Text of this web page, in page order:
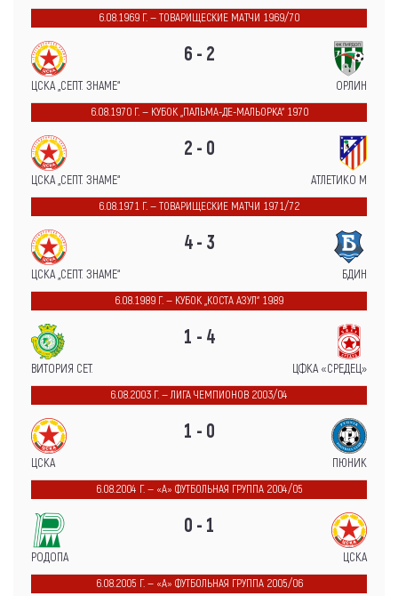
6.08.1969 Г. — ТОВАРИЩЕСКИЕ МАТЧИ 1969/70
ЦСКА „СЕПТ. ЗНАМЕ“
6 - 2
ОРЛИН
6.08.1970 Г. — КУБОК „ПАЛЬМА-ДЕ-МАЛЬОРКА“ 1970
ЦСКА „СЕПТ. ЗНАМЕ“
2 - 0
АТЛЕТИКО М
6.08.1971 Г. — ТОВАРИЩЕСКИЕ МАТЧИ 1971/72
ЦСКА „СЕПТ. ЗНАМЕ“
4 - 3
БДИН
6.08.1989 Г. — КУБОК „КОСТА АЗУЛ“ 1989
ВИТОРИЯ СЕТ.
1 - 4
ЦФКА «СРЕДЕЦ»
6.08.2003 Г. — ЛИГА ЧЕМПИОНОВ 2003/04
ЦСКА
1 - 0
ПЮНИК
6.08.2004 Г. — «А» ФУТБОЛЬНАЯ ГРУППА 2004/05
РОДОПА
0 - 1
ЦСКА
6.08.2005 Г. — «А» ФУТБОЛЬНАЯ ГРУППА 2005/06